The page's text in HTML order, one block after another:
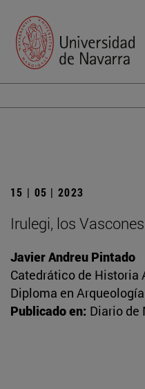
15 | 05 | 2023
Irulegi, los
Javier Andreu Pintado
Catedrático de Historia
Diploma en Arqueología
Publicado en: Diario de